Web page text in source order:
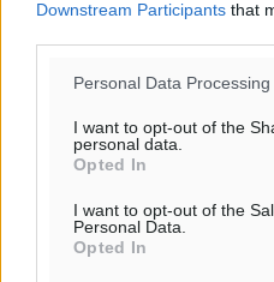
Downstream Participants that
Personal Data
I want to opt-out of the
personal data.
Opted In
I want to opt-out of the
Personal Data.
Opted In